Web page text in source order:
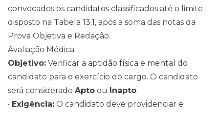
convocados os candidatos classificados até o limite
disposto na Tabela 13.1, após a soma das notas da
Prova Objetiva e Redação.
Avaliação Médica
Objetivo: Verificar a aptidão física e mental do
candidato para o exercício do cargo. O candidato
será considerado Apto ou Inapto.
• Exigência: O candidato deve providenciar e